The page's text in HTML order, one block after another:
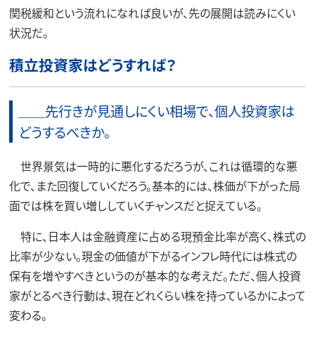
関税緩和という流れになれば良いが、先の展開は読みにくい
状況だ。
積立投資家はどうすれば？
＿＿先行きが見通しにくい相場で、個人投資家は
どうするべきか。
世界景気は一時的に悪化するだろうが、これは循環的な悪
化で、また回復していくだろう。基本的には、株価が下がった局
面では株を買い増ししていくチャンスだと捉えている。
特に、日本人は金融資産に占める現預金比率が高く、株式の
比率が少ない。現金の価値が下がるインフレ時代には株式の
保有を増やすべきというのが基本的な考えだ。ただ、個人投資
家がとるべき行動は、現在どれくらい株を持っているかによって
変わる。